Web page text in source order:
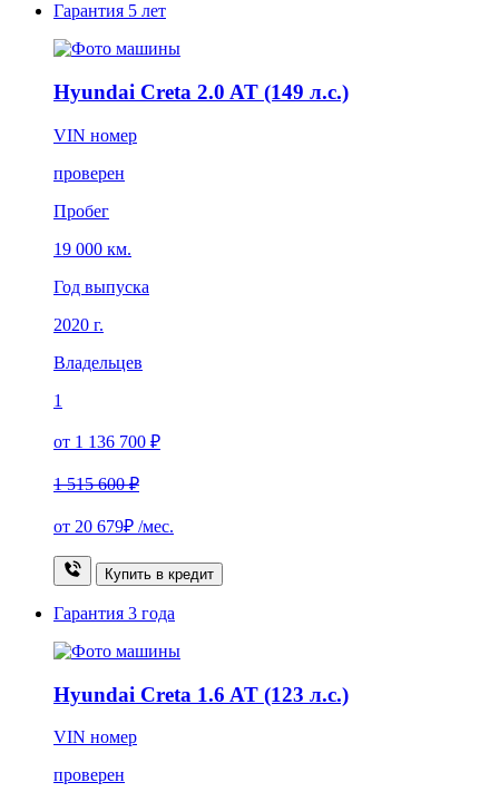
Гарантия 5 лет
Hyundai Creta 2.0 AT (149 л.с.)
VIN номер
проверен
Пробег
19 000 км.
Год выпуска
2020 г.
Владельцев
1
от 1 136 700 ₽
1 515 600 ₽
от 20 679₽ /мес.
Купить в кредит
Гарантия 3 года
Hyundai Creta 1.6 AT (123 л.с.)
VIN номер
проверен